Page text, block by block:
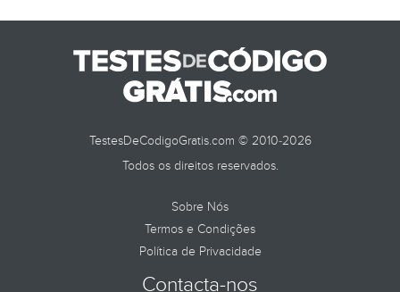
TestesDeCodigoGratis.com © 2010-2026
Todos os direitos reservados.
Sobre Nós
Termos e Condições
Política de Privacidade
Contacta-nos